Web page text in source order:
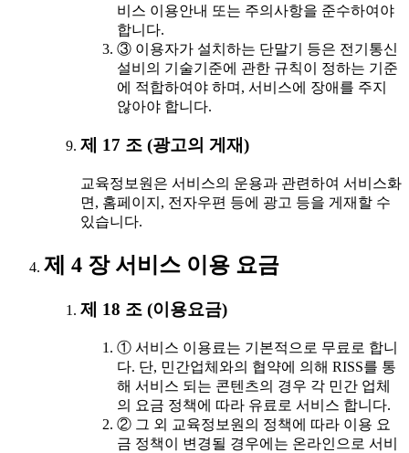
비스 이용안내 또는 주의사항을 준수하여야
합니다.
③ 이용자가 설치하는 단말기 등은 전기통신
설비의 기술기준에 관한 규칙이 정하는 기준
에 적합하여야 하며, 서비스에 장애를 주지
않아야 합니다.
제 17 조 (광고의 게재)
교육정보원은 서비스의 운용과 관련하여 서비스화
면, 홈페이지, 전자우편 등에 광고 등을 게재할 수
있습니다.
제 4 장 서비스 이용 요금
제 18 조 (이용요금)
① 서비스 이용료는 기본적으로 무료로 합니
다. 단, 민간업체와의 협약에 의해 RISS를 통
해 서비스 되는 콘텐츠의 경우 각 민간 업체
의 요금 정책에 따라 유료로 서비스 합니다.
② 그 외 교육정보원의 정책에 따라 이용 요
금 정책이 변경될 경우에는 온라인으로 서비